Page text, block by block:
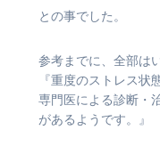
との事でした。
参考までに、全部は
『重度のストレス状
専門医による診断・
があるようです。』